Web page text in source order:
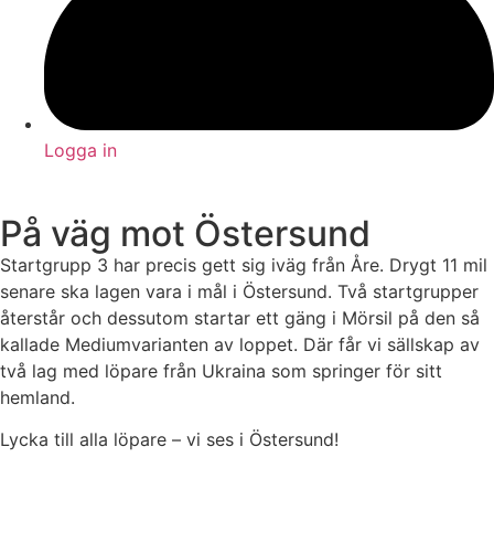
Logga in
På väg mot Östersund
Startgrupp 3 har precis gett sig iväg från Åre. Drygt 11 mil
senare ska lagen vara i mål i Östersund. Två startgrupper
återstår och dessutom startar ett gäng i Mörsil på den så
kallade Mediumvarianten av loppet. Där får vi sällskap av
två lag med löpare från Ukraina som springer för sitt
hemland.
Lycka till alla löpare – vi ses i Östersund!